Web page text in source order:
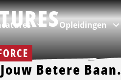
Opleidingen
Betere Baan.